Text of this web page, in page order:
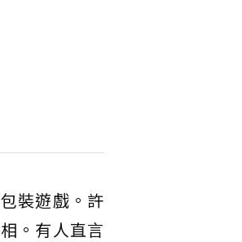
裝遊戲。許
。有人直言